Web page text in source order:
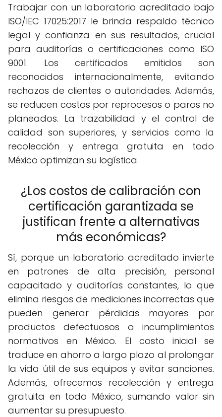
Trabajar con un laboratorio acreditado bajo
ISO/IEC 17025:2017 le brinda respaldo técnico
legal y confianza en sus resultados, crucial
para auditorías o certificaciones como ISO
9001. Los certificados emitidos son
reconocidos internacionalmente, evitando
rechazos de clientes o autoridades. Además,
se reducen costos por reprocesos o paros no
planeados. La trazabilidad y el control de
calidad son superiores, y servicios como la
recolección y entrega gratuita en todo
México optimizan su logística.
¿Los costos de calibración con
certificación garantizada se
justifican frente a alternativas
más económicas?
Sí, porque un laboratorio acreditado invierte
en patrones de alta precisión, personal
capacitado y auditorías constantes, lo que
elimina riesgos de mediciones incorrectas que
pueden generar pérdidas mayores por
productos defectuosos o incumplimientos
normativos en México. El costo inicial se
traduce en ahorro a largo plazo al prolongar
la vida útil de sus equipos y evitar sanciones.
Además, ofrecemos recolección y entrega
gratuita en todo México, sumando valor sin
aumentar su presupuesto.